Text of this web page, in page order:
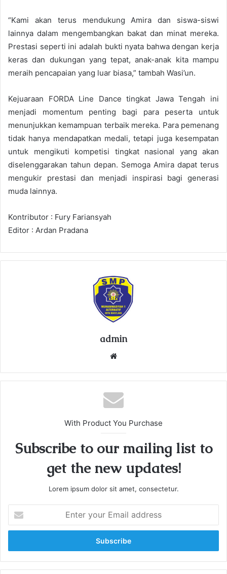
“Kami akan terus mendukung Amira dan siswa-siswi
lainnya dalam mengembangkan bakat dan minat mereka.
Prestasi seperti ini adalah bukti nyata bahwa dengan kerja
keras dan dukungan yang tepat, anak-anak kita mampu
meraih pencapaian yang luar biasa,” tambah Wasi’un.
Kejuaraan FORDA Line Dance tingkat Jawa Tengah ini
menjadi momentum penting bagi para peserta untuk
menunjukkan kemampuan terbaik mereka. Para pemenang
tidak hanya mendapatkan medali, tetapi juga kesempatan
untuk mengikuti kompetisi tingkat nasional yang akan
diselenggarakan tahun depan. Semoga Amira dapat terus
mengukir prestasi dan menjadi inspirasi bagi generasi
muda lainnya.
Kontributor : Fury Fariansyah
Editor : Ardan Pradana
admin
te
With Product You Purchase
Subscribe to our mailing list to
get the new updates!
Lorem ipsum dolor sit amet, consectetur.
t
r
y